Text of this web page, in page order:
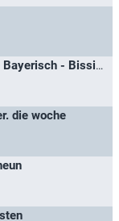
Der Sonntags-Stammtisch – Bayerisch - Bissig - Bunt
die woche